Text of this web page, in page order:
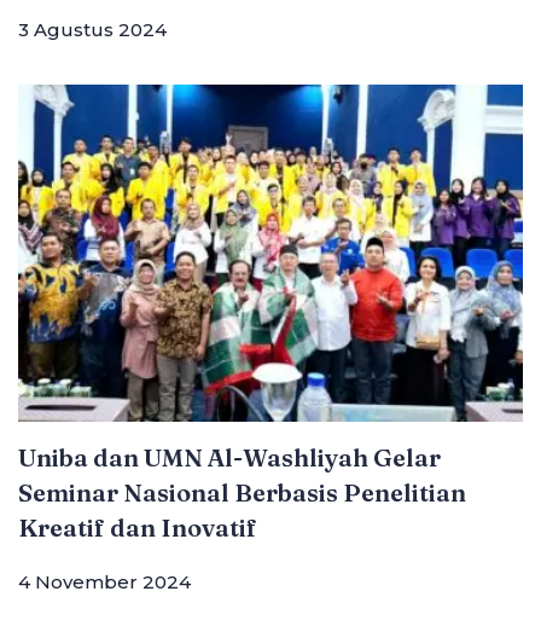
3 Agustus 2024
Uniba dan UMN Al-Washliyah Gelar
Seminar Nasional Berbasis Penelitian
Kreatif dan Inovatif
4 November 2024